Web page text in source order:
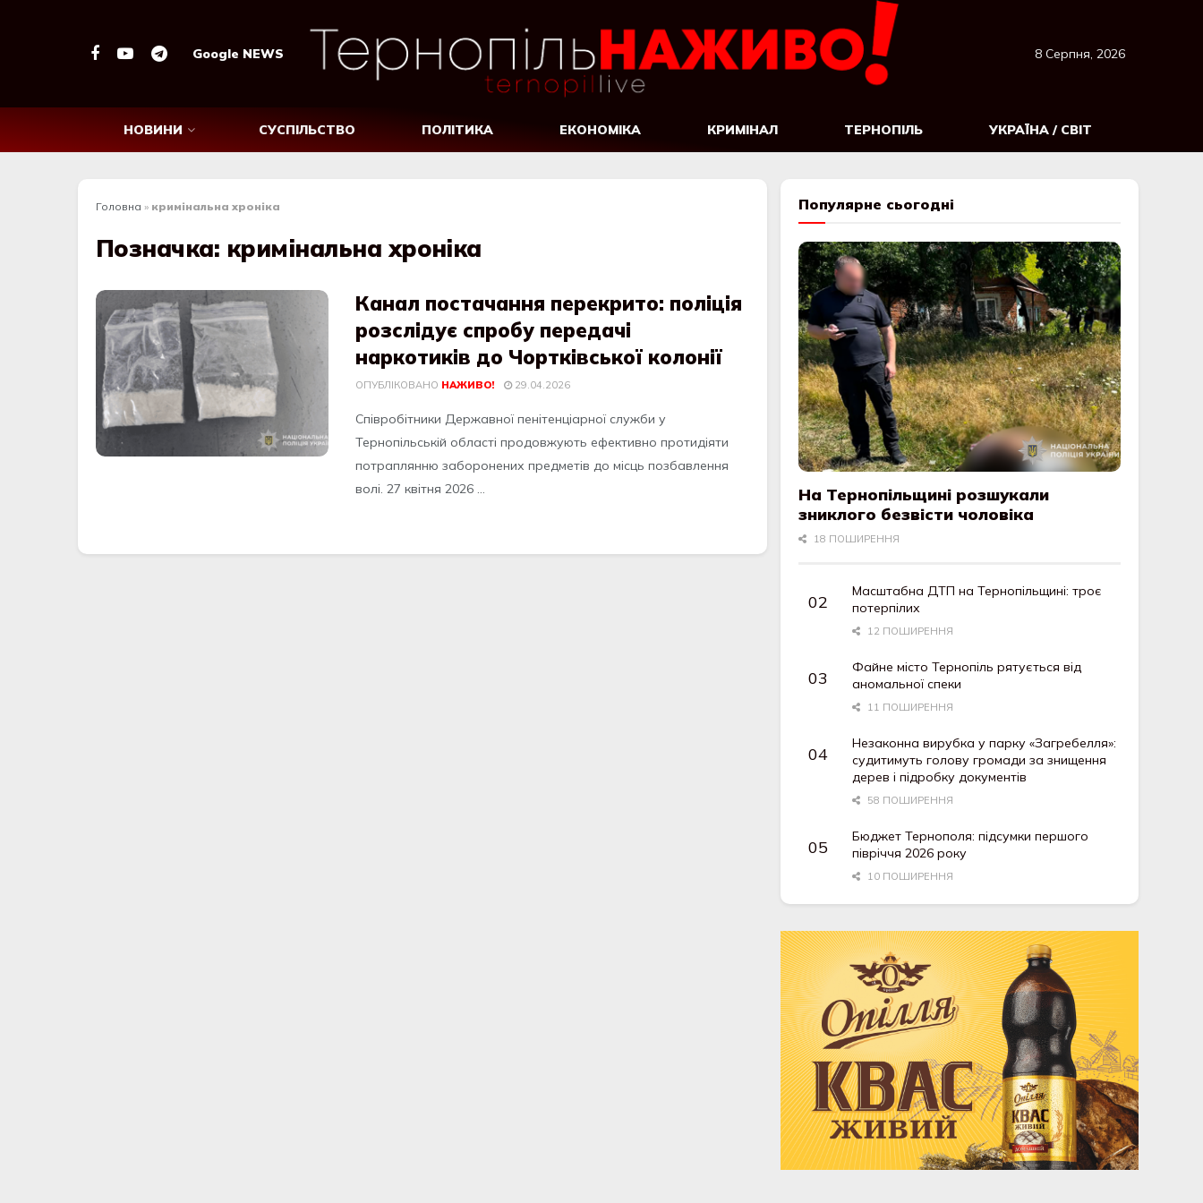
Google NEWS 8 Серпня, 2026
НОВИНИ СУСПІЛЬСТВО ПОЛІТИКА ЕКОНОМІКА КРИМІНАЛ ТЕРНОПІЛЬ УКРАЇНА / СВІТ
Головна » кримінальна хроніка
Позначка: кримінальна хроніка
Канал постачання перекрито: поліція
розслідує спробу передачі
наркотиків до Чортківської колонії
ОПУБЛІКОВАНО НАЖИВО! 29.04.2026
Співробітники Державної пенітенціарної служби у
Тернопільській області продовжують ефективно протидіяти
потраплянню заборонених предметів до місць позбавлення
волі. 27 квітня 2026 ...
Популярне сьогодні
На Тернопільщині розшукали
зниклого безвісти чоловіка
18 ПОШИРЕННЯ
Масштабна ДТП на Тернопільщині: троє
потерпілих
12 ПОШИРЕННЯ
Файне місто Тернопіль рятується від
аномальної спеки
11 ПОШИРЕННЯ
Незаконна вирубка у парку «Загребелля»:
судитимуть голову громади за знищення
дерев і підробку документів
58 ПОШИРЕННЯ
Бюджет Тернополя: підсумки першого
півріччя 2026 року
10 ПОШИРЕННЯ